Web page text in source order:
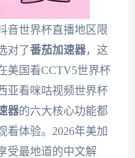
世界杯直播地区限
对了番茄加速器，这
美国看CCTV5世界杯
亚看咪咕视频世界杯
器的六大核心功能都
看体验。2026年美加
受最地道的中文解